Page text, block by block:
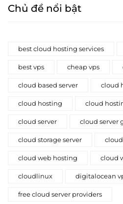
Chủ đề nổi bật
best cloud hosting services
best vps cheap vps
cloud based server cloud
cloud hosting cloud
cloud server cloud server
cloud storage server
cloud web hosting cloud
cloudlinux digitalocean
free cloud server providers